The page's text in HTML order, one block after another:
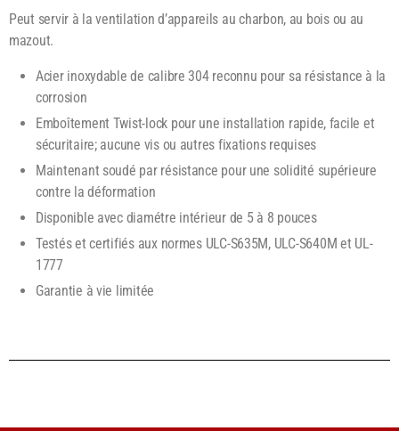
Peut servir à la ventilation d’appareils au charbon, au bois ou au
mazout.
Acier inoxydable de calibre 304 reconnu pour sa résistance à la
corrosion
Emboîtement Twist-lock pour une installation rapide, facile et
sécuritaire; aucune vis ou autres fixations requises
Maintenant soudé par résistance pour une solidité supérieure
contre la déformation
Disponible avec diamétre intérieur de 5 à 8 pouces
Testés et certifiés aux normes ULC-S635M, ULC-S640M et UL-
1777
Garantie à vie limitée